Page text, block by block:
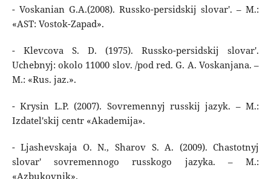
- Voskanian G.A.(2008). Russko-persidskij slovar'. – M.:
«AST: Vostok-Zapad».
- Klevcova S. D. (1975). Russko-persidskij slovar'.
Uchebnyj: okolo 11000 slov. /pod red. G. A. Voskanjana. –
M.: «Rus. jaz.».
- Krysin L.P. (2007). Sovremennyj russkij jazyk. – M.:
Izdatel'skij centr «Akademija».
- Ljashevskaja O. N., Sharov S. A. (2009). Chastotnyj
slovar' sovremennogo russkogo jazyka. – M.: